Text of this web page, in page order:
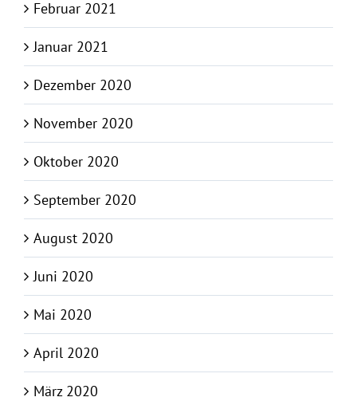
Februar 2021
Januar 2021
Dezember 2020
November 2020
Oktober 2020
September 2020
August 2020
Juni 2020
Mai 2020
April 2020
März 2020